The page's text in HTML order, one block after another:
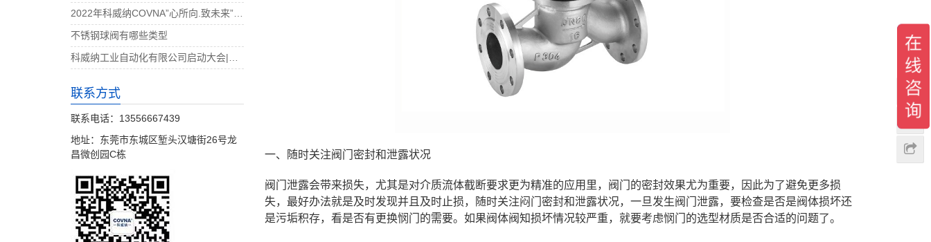
一、随时关注阀门密封和泄露状况
阀门泄露会带来损失，尤其是对介质流体截断要求更为精准的应用里，阀门的密封效果尤为重要，因此为了避免更多损
失，最好办法就是及时发现并且及时止损，随时关注闷门密封和泄露状况，一旦发生阀门泄露，要检查是否是阀体损坏还
是污垢积存，看是否有更换悯门的需要。如果阀体阀知损坏情况较严重，就要考虑悯门的选型材质是否合适的问题了。
不锈钢球阀有哪些类型
联系方式
联系电话：13556667439
地址：东莞市东城区堑头汉塘街26号龙
昌微创园C栋